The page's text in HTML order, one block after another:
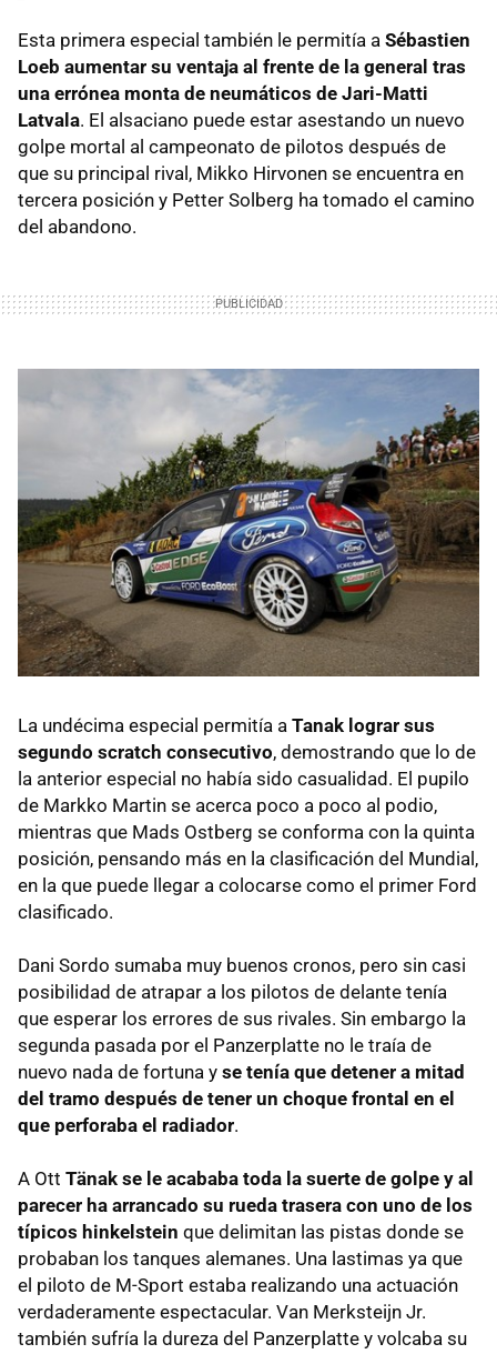
Esta primera especial también le permitía a Sébastien
Loeb aumentar su ventaja al frente de la general tras
una errónea monta de neumáticos de Jari-Matti
Latvala. El alsaciano puede estar asestando un nuevo
golpe mortal al campeonato de pilotos después de
que su principal rival, Mikko Hirvonen se encuentra en
tercera posición y Petter Solberg ha tomado el camino
del abandono.
La undécima especial permitía a Tanak lograr sus
segundo scratch consecutivo, demostrando que lo de
la anterior especial no había sido casualidad. El pupilo
de Markko Martin se acerca poco a poco al podio,
mientras que Mads Ostberg se conforma con la quinta
posición, pensando más en la clasificación del Mundial,
en la que puede llegar a colocarse como el primer Ford
clasificado.
Dani Sordo sumaba muy buenos cronos, pero sin casi
posibilidad de atrapar a los pilotos de delante tenía
que esperar los errores de sus rivales. Sin embargo la
segunda pasada por el Panzerplatte no le traía de
nuevo nada de fortuna y se tenía que detener a mitad
del tramo después de tener un choque frontal en el
que perforaba el radiador.
A Ott Tänak se le acababa toda la suerte de golpe y al
parecer ha arrancado su rueda trasera con uno de los
típicos hinkelstein que delimitan las pistas donde se
probaban los tanques alemanes. Una lastimas ya que
el piloto de M-Sport estaba realizando una actuación
verdaderamente espectacular. Van Merksteijn Jr.
también sufría la dureza del Panzerplatte y volcaba su